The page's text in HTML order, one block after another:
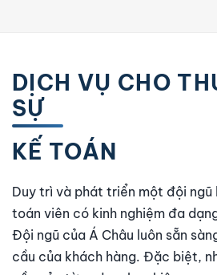
DỊCH VỤ CHO
SỰ
KẾ TOÁN
Duy trì và phát triển một đội
toán viên có kinh nghiệm đa
Đội ngũ của Á Châu luôn sẵn
cầu của khách hàng. Đặc biệt,